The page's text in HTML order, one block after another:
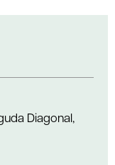
Diagonal,